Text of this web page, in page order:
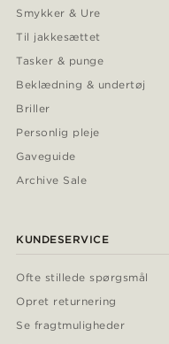
Smykker & Ure
Til jakkesættet
Tasker & punge
Beklædning & undertøj
Briller
Personlig pleje
Gaveguide
Archive Sale
KUNDESERVICE
Ofte stillede spørgsmål
Opret returnering
Se fragtmuligheder